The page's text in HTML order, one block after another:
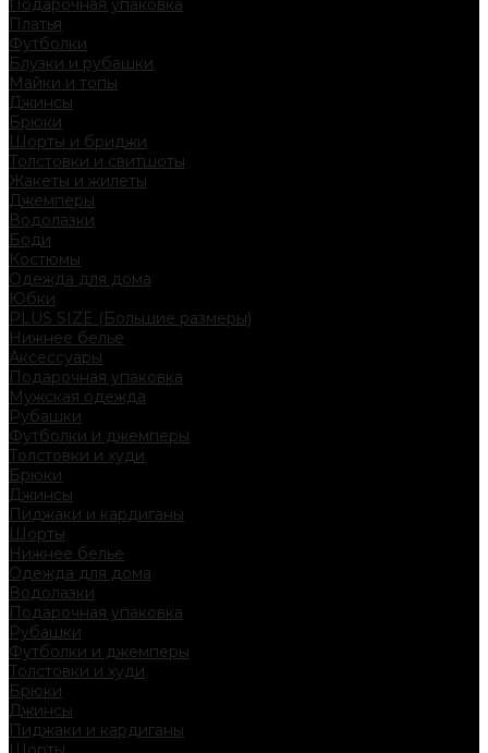
Подарочная упаковка
Платья
Футболки
Блузки и рубашки
Майки и топы
Джинсы
Брюки
Шорты и бриджи
Толстовки и свитшоты
Жакеты и жилеты
Джемперы
Водолазки
Боди
Костюмы
Одежда для дома
Юбки
PLUS SIZE (Большие размеры)
Нижнее белье
Аксессуары
Подарочная упаковка
Мужская одежда
Рубашки
Футболки и джемперы
Толстовки и худи
Брюки
Джинсы
Пиджаки и кардиганы
Шорты
Нижнее белье
Одежда для дома
Водолазки
Подарочная упаковка
Рубашки
Футболки и джемперы
Толстовки и худи
Брюки
Джинсы
Пиджаки и кардиганы